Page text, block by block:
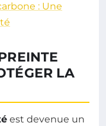
: Une
LA
est devenue un